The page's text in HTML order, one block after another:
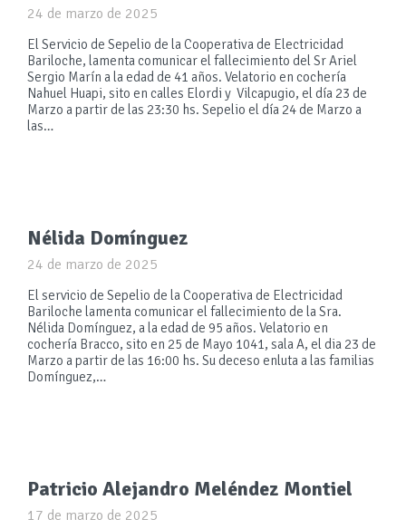
24 de marzo de 2025
El Servicio de Sepelio de la Cooperativa de Electricidad
Bariloche, lamenta comunicar el fallecimiento del Sr Ariel
Sergio Marín a la edad de 41 años. Velatorio en cochería
Nahuel Huapi, sito en calles Elordi y Vilcapugio, el día 23 de
Marzo a partir de las 23:30 hs. Sepelio el día 24 de Marzo a
las…
Nélida Domínguez
24 de marzo de 2025
El servicio de Sepelio de la Cooperativa de Electricidad
Bariloche lamenta comunicar el fallecimiento de la Sra.
Nélida Domínguez, a la edad de 95 años. Velatorio en
cochería Bracco, sito en 25 de Mayo 1041, sala A, el dia 23 de
Marzo a partir de las 16:00 hs. Su deceso enluta a las familias
Domínguez,…
Patricio Alejandro Meléndez Montiel
17 de marzo de 2025